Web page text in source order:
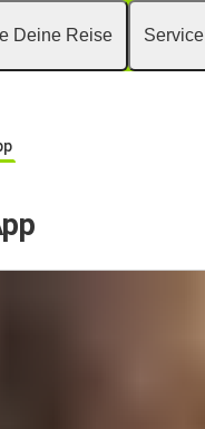
Deine Reise Service